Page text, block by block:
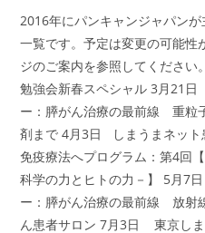
2016年にパンキャンジャパン
一覧です。予定は変更の可能性
ジのご案内を参照してくださ
勉強会新春スペシャル 3月21
ー：膵がん治療の最前線 重粒
剤まで 4月3日 しまうまネッ
免疫療法へプログラム：第4回
科学の力とヒトの力－】 5月7
ー：膵がん治療の最前線 放
ん患者サロン 7月3日 東京し